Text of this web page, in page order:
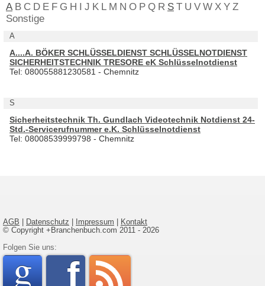
A B C D E F G H I J K L M N O P Q R S T U V W X Y Z
Sonstige
A
A....A. BÖKER SCHLÜSSELDIENST SCHLÜSSELNOTDIENST
SICHERHEITSTECHNIK TRESORE eK Schlüsselnotdienst
Tel: 080055881230581 - Chemnitz
S
Sicherheitstechnik Th. Gundlach Videotechnik Notdienst 24-
Std.-Servicerufnummer e.K. Schlüsselnotdienst
Tel: 08008539999798 - Chemnitz
AGB Datenschutz Impressum
Kontakt
© Copyright +Branchenbuch.com 2011 - 2026
Folgen Sie uns:
google